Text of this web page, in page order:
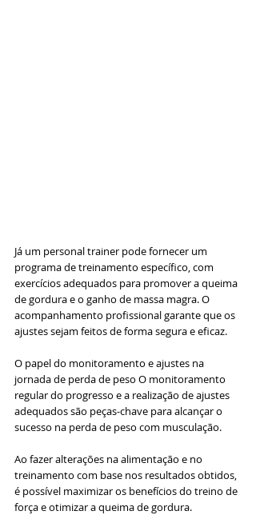
Já um personal trainer pode fornecer um
programa de treinamento específico, com
exercícios adequados para promover a queima
de gordura e o ganho de massa magra. O
acompanhamento profissional garante que os
ajustes sejam feitos de forma segura e eficaz.
O papel do monitoramento e ajustes na
jornada de perda de peso O monitoramento
regular do progresso e a realização de ajustes
adequados são peças-chave para alcançar o
sucesso na perda de peso com musculação.
Ao fazer alterações na alimentação e no
treinamento com base nos resultados obtidos,
é possível maximizar os benefícios do treino de
força e otimizar a queima de gordura.